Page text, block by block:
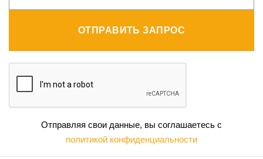
ОТПРАВИТЬ ЗАПРОС
Отправляя свои данные, вы соглашаетесь с
политикой конфиденциальности